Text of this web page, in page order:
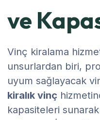
ve
Vinç kiralama
unsurlardan biri,
uyum sağlayacak
kiralık vinç
kapasiteleri